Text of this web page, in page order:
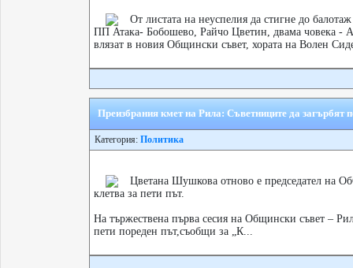
От листата на неуспелия да стигне до
ПП Атака- Бобошево, Райчо Цветин, двама човека -
влязат в новия Общински съвет, хората на Волен
Преизбрания кмет на Рила: Съветниците да загърбят
Категория: Политика
Цветана Шушкова отново е председател на
клетва за пети път.
На тържествена първа сесия на Общински съвет –
пети пореден път,съобщи за „К...